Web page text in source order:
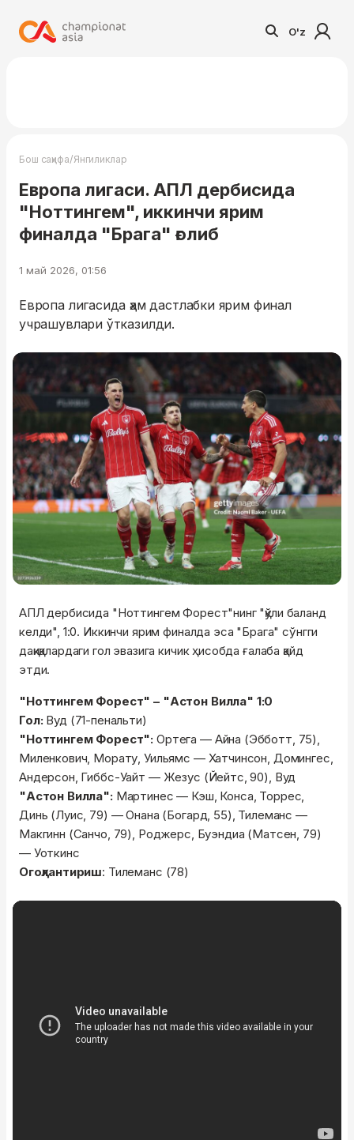
O'z
Бош саҳифа/Янгиликлар
Европа лигаси. АПЛ дербисида
"Ноттингем", иккинчи ярим
финалда "Брага" ғолиб
1 май 2026, 01:56
Европа лигасида ҳам дастлабки ярим финал
учрашувлари ўтказилди.
АПЛ дербисида "Ноттингем Форест"нинг "қўли баланд
келди", 1:0. Иккинчи ярим финалда эса "Брага" сўнгги
дақиқалардаги гол эвазига кичик ҳисобда ғалаба қайд
этди.
"Ноттингем Форест" – "Астон Вилла" 1:0
Гол:Вуд (71-пенальти)
"Ноттингем Форест": Ортега — Айна (Эбботт, 75),
Миленкович, Морату, Уильямс — Хатчинсон, Домингес,
Андерсон, Гиббс-Уайт — Жезус (Йейтс, 90), Вуд
"Астон Вилла":Мартинес — Кэш, Конса, Торрес,
Динь (Луис, 79) — Онана (Богард, 55), Тилеманс —
Макгинн (Санчо, 79), Роджерс, Буэндиа (Матсен, 79)
— Уоткинс
Огоҳлантириш: Тилеманс (78)